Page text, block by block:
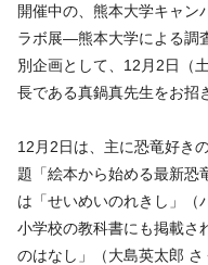
開催中の、熊本大学キャン
ラボ展―熊本大学による調
別企画として、 12 月 2日（
長である真鍋真先生をお招
12月2日は、主に恐竜好き
題「絵本から始める最新恐
は「せいめいのれきし」（
小学校の教科書にも掲載さ
のはなし」（大島英太郎